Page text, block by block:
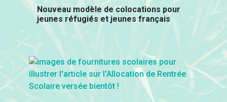
Nouveau modèle de colocations pour
jeunes réfugiés et jeunes français